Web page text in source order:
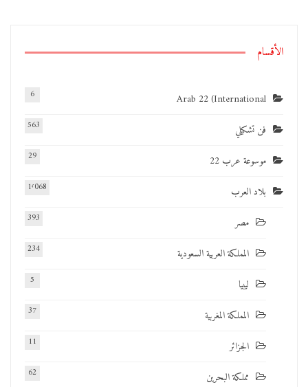
الأقسام
Arab 22 (International
6
فن تشكيلي 563
موسوعة عرب 22 29
بلاد العرب 1٬068
مصر 393
المملكة العربية السعودية 234
ليبيا 5
المملكة المغربية 37
الجزائر 11
مملكة البحرين 62